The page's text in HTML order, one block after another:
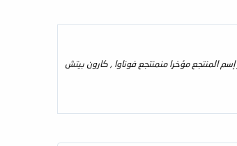
و 40 دقيقة بالسيارة من مطار بوكيت الدولي وتم تغيير إسم المنتجع مؤخرا منمنتجع فوناوا , كارون بيتش